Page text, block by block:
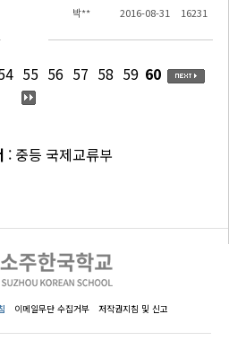
지역) 탑승장소 안내-3박** 2016-08-31 16231
55 56 57 58 59 60
: 중등 국제교류부
이메일무단 수집거부 저작권지침 및 신고